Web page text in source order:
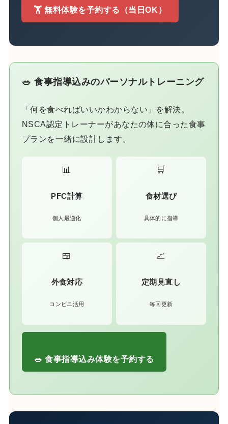
🏋️ 無料体験を予約する（当日OK）
🥗 食事指導込みのパーソナルトレーニング
「何を食べればいいかわからない」を解決。
NSCA認定トレーナーがあなたの体に合った食事
プランを一緒に設計します。
📊
PFC計算
個人最適化
🛒
食材選び
具体的に指導
🍱
外食対応
コンビニ活用
📈
定期見直し
毎回更新
🥗 食事指導込み体験を予約する